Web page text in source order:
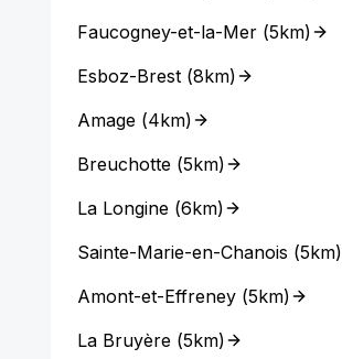
Faucogney-et-la-Mer(5km)
Esboz-Brest(8km)
Amage(4km)
Breuchotte(5km)
La Longine(6km)
Sainte-Marie-en-Chanois (5km)
Amont-et-Effreney(5km)
La Bruyère(5km)